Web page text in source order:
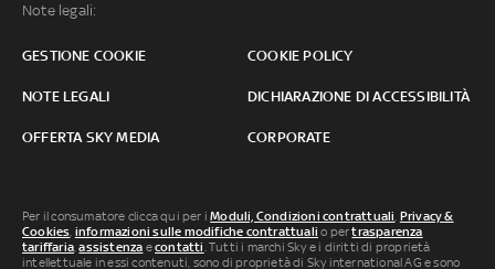
Note legali:
GESTIONE COOKIE COOKIE POLICY
NOTE LEGALI DICHIARAZIONE DI ACCESSIBILITÀ
OFFERTA SKY MEDIA CORPORATE
Per il consumatore clicca qui per iModuli, Condizioni contrattuali Privacy &
Cookies informazioni sulle modifiche contrattuali o pertrasparenza
tariffaria ,assistenza econtatti . Tutti i marchi Sky e i diritti di proprietà
intellettuale in essi contenuti, sono di proprietà di Sky international AG e sono